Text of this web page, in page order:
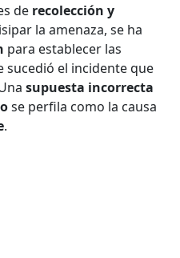
de recolección y
la amenaza, se ha
para establecer las
sucedió el incidente que
supuesta incorrecta
se perfila como la causa
.